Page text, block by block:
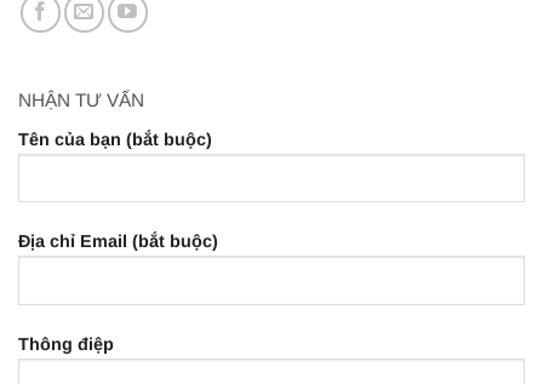
NHẬN TƯ VẤN
Tên của bạn (bắt buộc)
Địa chỉ Email (bắt buộc)
Thông điệp